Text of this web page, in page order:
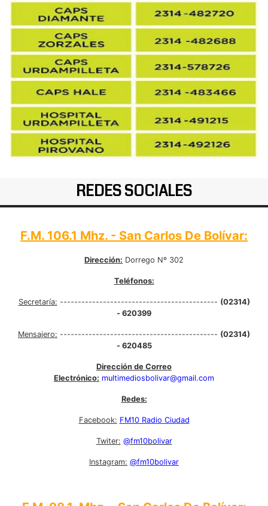
REDES SOCIALES
F.M. 106.1 Mhz. - San Carlos De Bolívar:
Dirección: Dorrego Nº 302
Teléfonos:
Secretaría: -------------------------------------------- (02314)
- 620399
Mensajero: -------------------------------------------- (02314)
- 620485
Dirección de Correo
Electrónico: multimediosbolivar@gmail.com
Redes:
Facebook: FM10 Radio Ciudad
Twiter: @fm10bolivar
Instagram: @fm10bolivar